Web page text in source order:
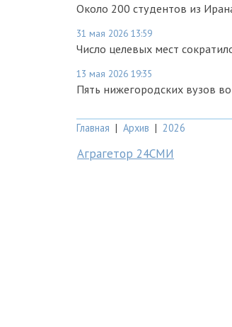
Около 200 студентов из
31 мая 2026 13:59
Число целевых мест
13 мая 2026 19:35
Пять нижегородских вузов
Главная | Архив | 2026
Аграгетор 24СМИ